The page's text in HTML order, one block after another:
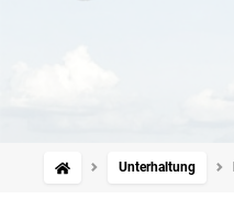
Unterhaltung